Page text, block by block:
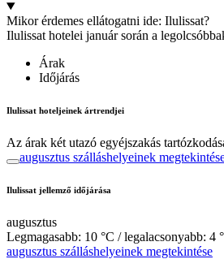
Mikor érdemes ellátogatni ide: Ilulissat?
Ilulissat hotelei január során a
Árak
Időjárás
Ilulissat hoteljeinek ártrendjei
Az árak két utazó egyéjszakás
augusztus szálláshelyeinek
Ilulissat jellemző időjárása
augusztus
Legmagasabb: 10 °C / legalacsonyabb: 4
augusztus szálláshelyeinek megtekintése